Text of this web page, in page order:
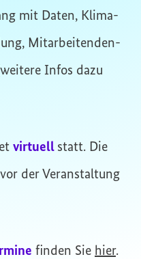
mit Daten, Klima-
Mitarbeitenden-
Infos dazu
virtuell statt. Die
der Veranstaltung
finden Sie hier.